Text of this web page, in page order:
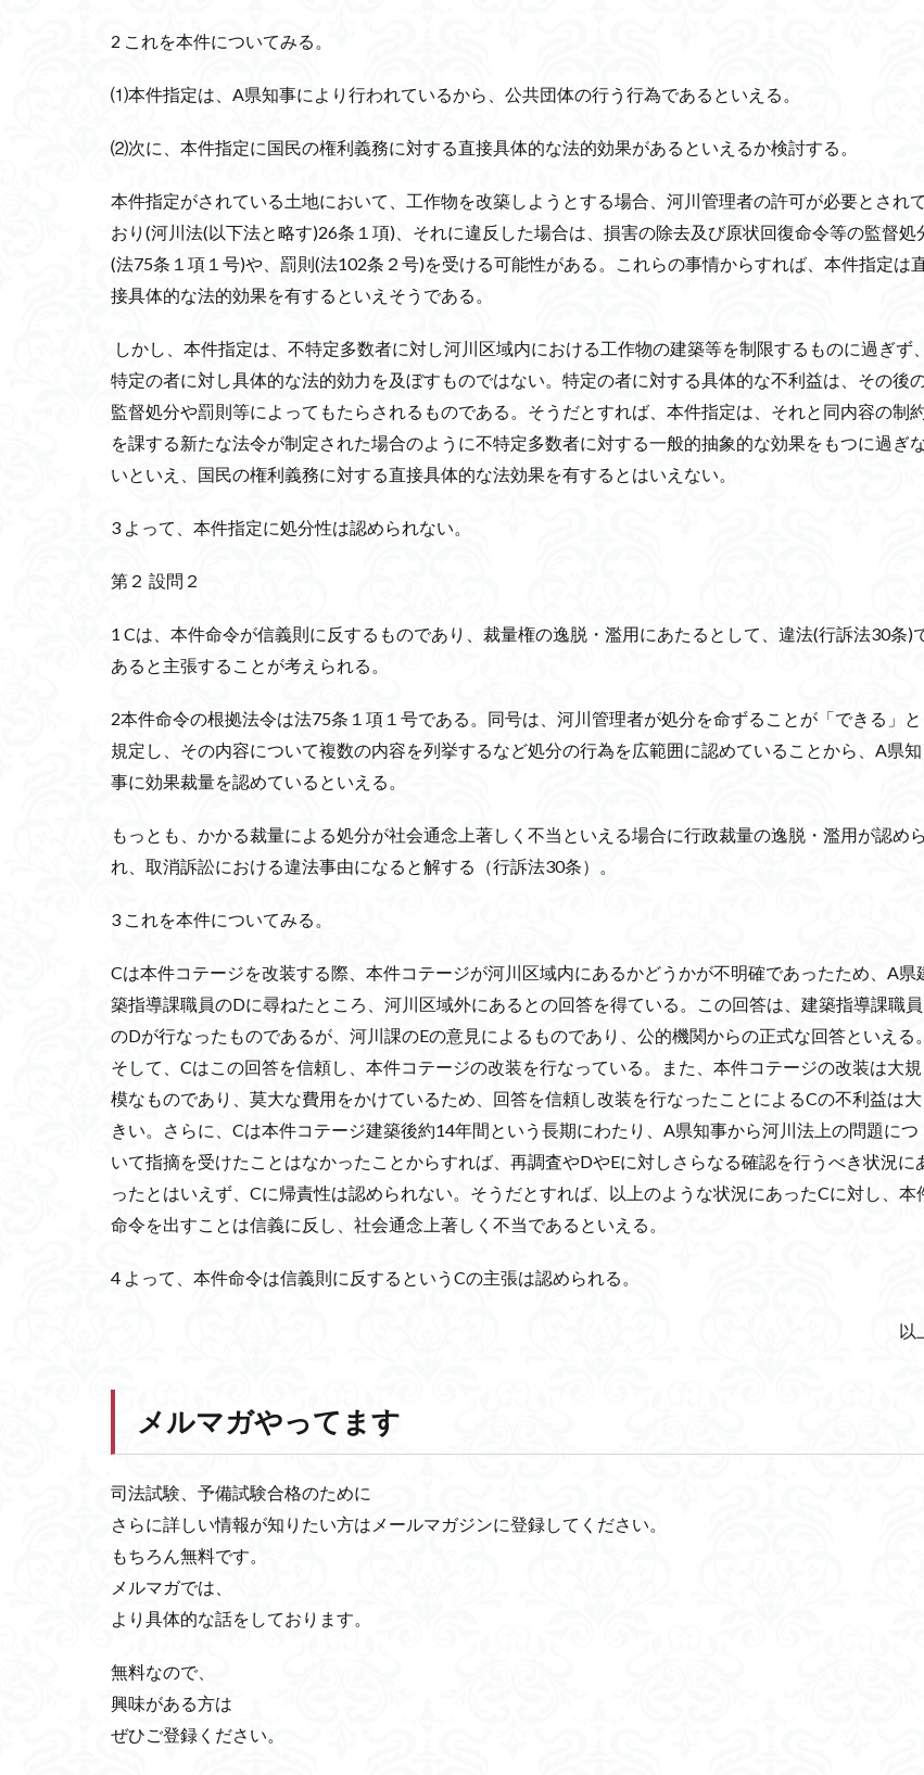
2 これを本件についてみる。
⑴本件指定は、A県知事により行われているから、公共団体の行う行為であるといえる。
⑵次に、本件指定に国民の権利義務に対する直接具体的な法的効果があるといえるか検討する。
本件指定がされている土地において、工作物を改築しようとする場合、河川管理者の許可が必要とされて
おり(河川法(以下法と略す)26条１項)、それに違反した場合は、損害の除去及び原状回復命令等の監督処
(法75条１項１号)や、罰則(法102条２号)を受ける可能性がある。これらの事情からすれば、本件指定は
接具体的な法的効果を有するといえそうである。
しかし、本件指定は、不特定多数者に対し河川区域内における工作物の建築等を制限するものに過ぎず、
特定の者に対し具体的な法的効力を及ぼすものではない。特定の者に対する具体的な不利益は、その後
監督処分や罰則等によってもたらされるものである。そうだとすれば、本件指定は、それと同内容の制
を課する新たな法令が制定された場合のように不特定多数者に対する一般的抽象的な効果をもつに過ぎ
いといえ、国民の権利義務に対する直接具体的な法効果を有するとはいえない。
3 よって、本件指定に処分性は認められない。
第２ 設問２
1 Cは、本件命令が信義則に反するものであり、裁量権の逸脱・濫用にあたるとして、違法(行訴法30条)
あると主張することが考えられる。
2本件命令の根拠法令は法75条１項１号である。同号は、河川管理者が処分を命ずることが「できる」と
規定し、その内容について複数の内容を列挙するなど処分の行為を広範囲に認めていることから、A県知
事に効果裁量を認めているといえる。
もっとも、かかる裁量による処分が社会通念上著しく不当といえる場合に行政裁量の逸脱・濫用が認めら
れ、取消訴訟における違法事由になると解する（行訴法30条）。
3 これを本件についてみる。
Cは本件コテージを改装する際、本件コテージが河川区域内にあるかどうかが不明確であったため、A県
築指導課職員のDに尋ねたところ、河川区域外にあるとの回答を得ている。この回答は、建築指導課職員
のDが行なったものであるが、河川課のEの意見によるものであり、公的機関からの正式な回答といえる。
そして、Cはこの回答を信頼し、本件コテージの改装を行なっている。また、本件コテージの改装は大規
模なものであり、莫大な費用をかけているため、回答を信頼し改装を行なったことによるCの不利益は大
きい。さらに、Cは本件コテージ建築後約14年間という長期にわたり、A県知事から河川法上の問題につ
いて指摘を受けたことはなかったことからすれば、再調査やDやEに対しさらなる確認を行うべき状況に
ったとはいえず、Cに帰責性は認められない。そうだとすれば、以上のような状況にあったCに対し、本
命令を出すことは信義に反し、社会通念上著しく不当であるといえる。
4 よって、本件命令は信義則に反するというCの主張は認められる。
以
メルマガやってます
司法試験、予備試験合格のために
さらに詳しい情報が知りたい方はメールマガジンに登録してください。
もちろん無料です。
メルマガでは、
より具体的な話をしております。
無料なので、
興味がある方は
ぜひご登録ください。